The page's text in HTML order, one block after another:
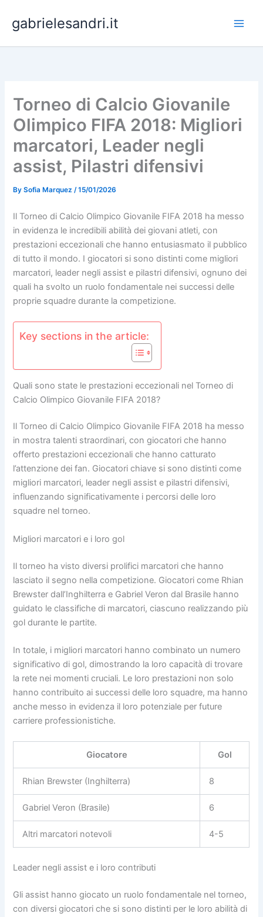
content
gabrielesandri.it
Torneo di Calcio Giovanile
Olimpico FIFA 2018: Migliori
marcatori, Leader negli
assist, Pilastri difensivi
BySofia Marquez/15/01/2026
Il Torneo di Calcio Olimpico Giovanile FIFA 2018 ha messo
in evidenza le incredibili abilità dei giovani atleti, con
prestazioni eccezionali che hanno entusiasmato il pubblico
di tutto il mondo. I giocatori si sono distinti come migliori
marcatori, leader negli assist e pilastri difensivi, ognuno dei
quali ha svolto un ruolo fondamentale nei successi delle
proprie squadre durante la competizione.
Key sections in the article:
Quali sono state le prestazioni eccezionali nel Torneo di
Calcio Olimpico Giovanile FIFA 2018?
Il Torneo di Calcio Olimpico Giovanile FIFA 2018 ha messo
in mostra talenti straordinari, con giocatori che hanno
offerto prestazioni eccezionali che hanno catturato
l’attenzione dei fan. Giocatori chiave si sono distinti come
migliori marcatori, leader negli assist e pilastri difensivi,
influenzando significativamente i percorsi delle loro
squadre nel torneo.
Migliori marcatori e i loro gol
Il torneo ha visto diversi prolifici marcatori che hanno
lasciato il segno nella competizione. Giocatori come Rhian
Brewster dall’Inghilterra e Gabriel Veron dal Brasile hanno
guidato le classifiche di marcatori, ciascuno realizzando più
gol durante le partite.
In totale, i migliori marcatori hanno combinato un numero
significativo di gol, dimostrando la loro capacità di trovare
la rete nei momenti cruciali. Le loro prestazioni non solo
hanno contribuito ai successi delle loro squadre, ma hanno
anche messo in evidenza il loro potenziale per future
carriere professionistiche.
Giocatore Gol
Rhian Brewster (Inghilterra) 8
Gabriel Veron (Brasile) 6
Altri marcatori notevoli 4-5
Leader negli assist e i loro contributi
Gli assist hanno giocato un ruolo fondamentale nel torneo,
con diversi giocatori che si sono distinti per le loro abilità di